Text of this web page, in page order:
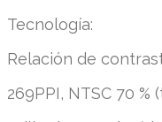
Tecnología:
Relación de
269PPI, NTSC 70 %